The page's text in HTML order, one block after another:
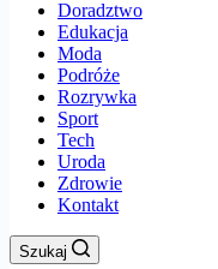
Doradztwo
Edukacja
Moda
Podróże
Rozrywka
Sport
Tech
Uroda
Zdrowie
Kontakt
Szukaj